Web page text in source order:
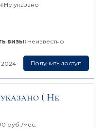
Не указано
визы: Неизвестно
Получить доступ
( Не
руб./мес.